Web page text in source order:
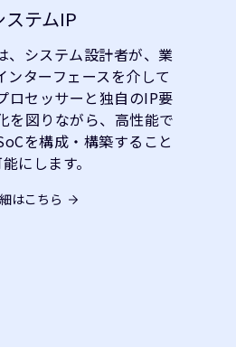
ステムIP
、システム設計者が、業
ンターフェースを介して
ロセッサーと独自のIP要
を図りながら、高性能で
を構成・構築すること
にします。
はこちら